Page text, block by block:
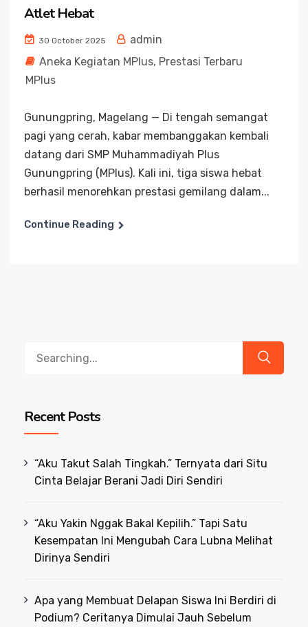
Atlet Hebat
30 October 2025
admin
Aneka Kegiatan MPlus, Prestasi Terbaru
MPlus
Gunungpring, Magelang — Di tengah semangat
pagi yang cerah, kabar membanggakan kembali
datang dari SMP Muhammadiyah Plus
Gunungpring (MPlus). Kali ini, tiga siswa hebat
berhasil menorehkan prestasi gemilang dalam...
Continue Reading
Recent Posts
“Aku Takut Salah Tingkah.” Ternyata dari Situ
Cinta Belajar Berani Jadi Diri Sendiri
“Aku Yakin Nggak Bakal Kepilih.” Tapi Satu
Kesempatan Ini Mengubah Cara Lubna Melihat
Dirinya Sendiri
Apa yang Membuat Delapan Siswa Ini Berdiri di
Podium? Ceritanya Dimulai Jauh Sebelum